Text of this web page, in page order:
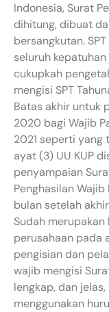
Indonesia, Surat
dihitung, dibuat
bersangkutan.
seluruh
cukupkah
mengisi SPT
Batas akhir untuk
2020 bagi Wajib
2021 seperti yang
ayat (3) UU KUP
penyampaian
Penghasilan
bulan setelah
Sudah
perusahaan pada
pengisian dan
wajib mengisi
lengkap, dan
menggunakan